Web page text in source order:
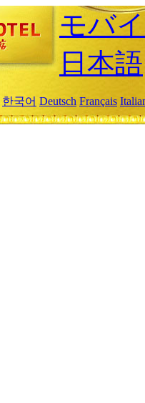
モバ
日本語
한국어 Deutsch Français